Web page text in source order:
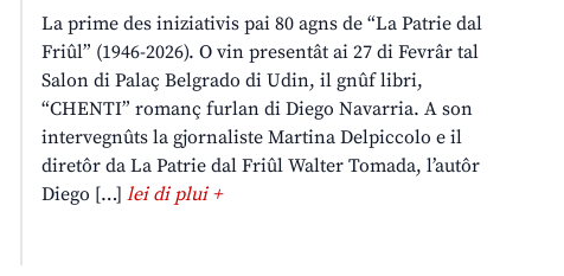
La prime des iniziativis pai 80 agns de “La Patrie dal
Friûl” (1946-2026). O vin presentât ai 27 di Fevrâr tal
Salon di Palaç Belgrado di Udin, il gnûf libri,
“CHENTI” romanç furlan di Diego Navarria. A son
intervegnûts la gjornaliste Martina Delpiccolo e il
diretôr da La Patrie dal Friûl Walter Tomada, l’autôr
Diego […]lei di plui +